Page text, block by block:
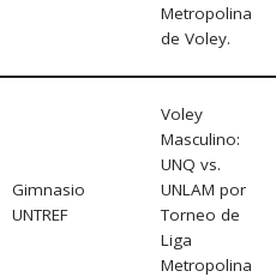
Metropolina
de Voley.
Gimnasio
UNTREF
Voley
Masculino:
UNQ vs.
UNLAM por
Torneo de
Liga
Metropolina